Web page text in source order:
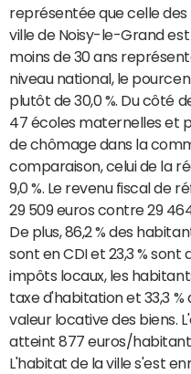
représentée que celle
ville de Noisy-le-Grand
moins de 30 ans
niveau national, le
plutôt de 30,0 %. Du côté
47 écoles maternelles et
de chômage dans la
comparaison, celui de la
9,0 %. Le revenu fiscal de
29 509 euros contre 29
De plus, 86,2 % des
sont en CDI et 23,3 %
impôts locaux, les
taxe d'habitation et 33,3
valeur locative des biens.
atteint 877 euros/habitant.
L'habitat de la ville s'est